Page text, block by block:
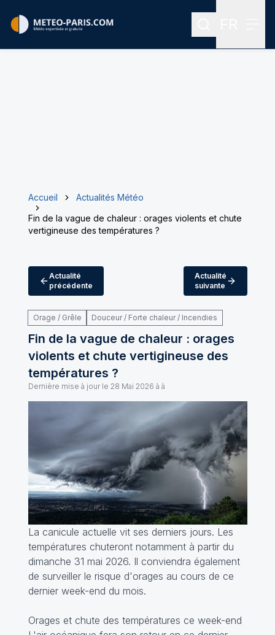
Rechercher
Accueil
Actualités Météo
Fin de la vague de chaleur : orages violents et chute
vertigineuse des températures ?
Actualité
précédente
Actualité
suivante
Orage / Grêle Douceur / Forte chaleur / Incendies
Fin de la vague de chaleur : orages
violents et chute vertigineuse des
températures ?
Dernière mise à jour le 28 Mai 2026 à à
La canicule actuelle vit ses derniers jours. Les
températures chuteront notamment à partir du
dimanche 31 mai 2026. Il conviendra également
de surveiller le risque d'orages au cours de ce
dernier week-end du mois.
Orages et chute des températures ce week-end